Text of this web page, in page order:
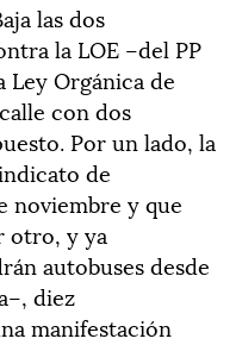
las dos
la LOE –del PP
Ley Orgánica de
con dos
Por un lado, la
de
noviembre y que
otro, y ya
autobuses desde
diez
manifestación